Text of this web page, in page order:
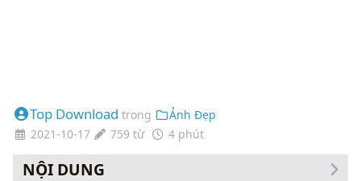
Top Download trong
Ảnh Đẹp
2021-10-17
759 từ 4 phút
NỘI DUNG